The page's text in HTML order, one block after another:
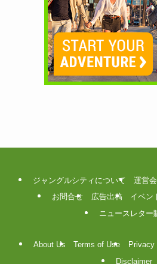
ジャングルシティについて 運営
お問合せ
広告出稿
イベン
ニュースレター
About Us Terms of Use
Disclaimer